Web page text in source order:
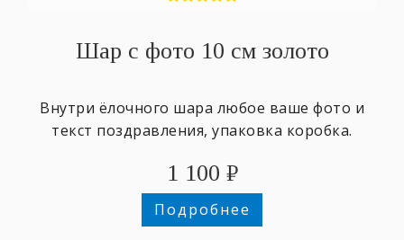
Шар с фото 10 см золото
Внутри ёлочного шара любое ваше фото и
текст поздравления, упаковка коробка.
1 100 ₽
Подробнее